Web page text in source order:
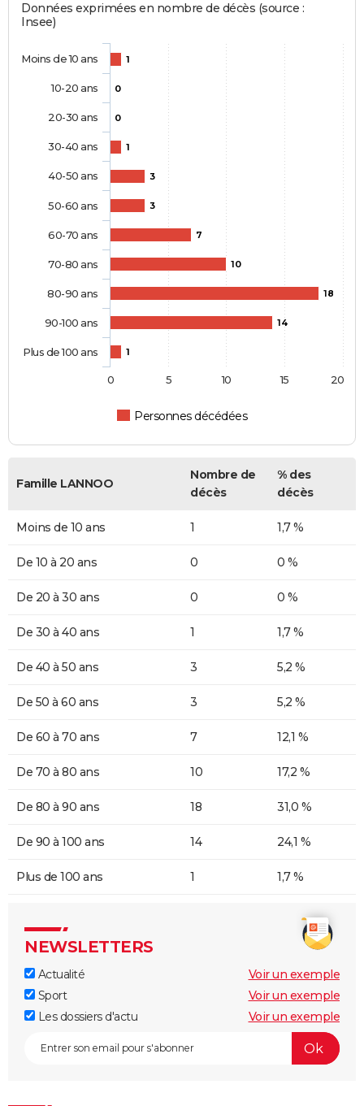
Données exprimées en nombre de décès (source :
Insee)
1
0
0
1
3
3
7
10
18
14
1
Personnes décédées
Moins de 10 ans
10-20 ans
20-30 ans
30-40 ans
40-50 ans
50-60 ans
60-70 ans
70-80 ans
80-90 ans
90-100 ans
Plus de 100 ans
0 5 10 15 20
Famille LANNOO
Nombre de
décès
% des
décès
Moins de 10 ans 1 1,7 %
De 10 à 20 ans 0 0 %
De 20 à 30 ans 0 0 %
De 30 à 40 ans 1 1,7 %
De 40 à 50 ans 3 5,2 %
De 50 à 60 ans 3 5,2 %
De 60 à 70 ans 7 12,1 %
De 70 à 80 ans 10 17,2 %
De 80 à 90 ans 18 31,0 %
De 90 à 100 ans 14 24,1 %
Plus de 100 ans 1 1,7 %
NEWSLETTERS
Actualité
Voir un exemple
Sport
Voir un exemple
Les dossiers d'actu
Voir un exemple